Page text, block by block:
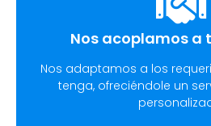
Nos acoplamos a
Nos adaptamos a los
tenga, ofreciéndole un